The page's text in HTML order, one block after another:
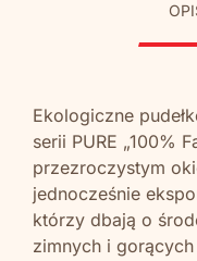
Ekologiczne
serii PURE „100%
przezroczystym
jednocześnie
którzy dbają o
zimnych i